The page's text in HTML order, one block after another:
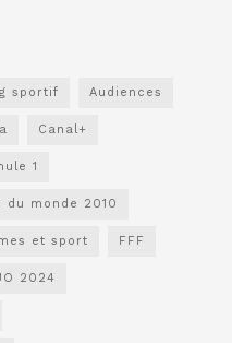
sportif Audiences
Canal+
1
du monde 2010
et sport FFF
2024